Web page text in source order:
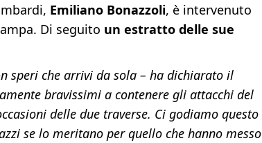
Emiliano Bonazzoli, è intervenuto
Di seguito un estratto delle sue
speri che arrivi da sola – ha dichiarato il
bravissimi a contenere gli attacchi del
delle due traverse. Ci godiamo questo
se lo meritano per quello che hanno messo